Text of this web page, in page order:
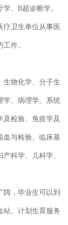
、B超诊断学。
疗卫生单位从事医
作。
生物化学、分子生
学、病理学、系统
及检验、免疫学及
血与检验、临床基
科学、儿科学、
，毕业生可以到
站、计划生育服务